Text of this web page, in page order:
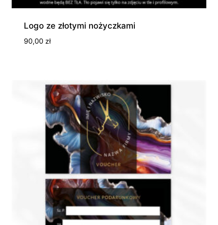
Logo ze złotymi nożyczkami
90,00 zł